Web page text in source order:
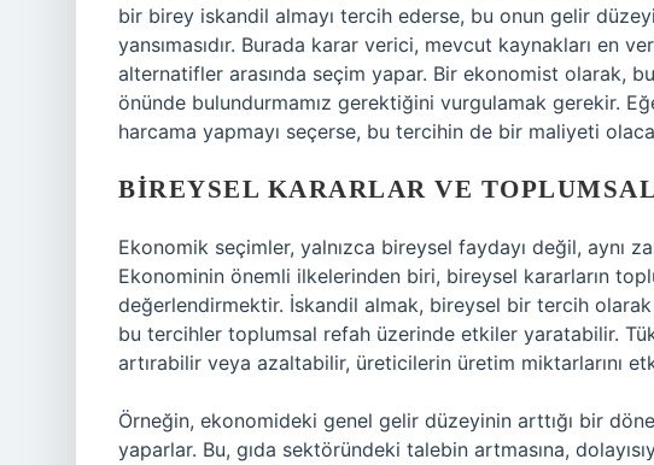
bir birey iskandil almayı tercih ederse, bu onun gelir
yansımasıdır. Burada karar verici, mevcut kaynakları en
alternatifler arasında seçim yapar. Bir ekonomist olarak,
önünde bulundurmamız gerektiğini vurgulamak gerekir.
harcama yapmayı seçerse, bu tercihin de bir maliyeti
BIREYSEL KARARLAR VE
Ekonomik seçimler, yalnızca bireysel faydayı değil, aynı
Ekonominin önemli ilkelerinden biri, bireysel kararların
değerlendirmektir. İskandil almak, bireysel bir tercih
bu tercihler toplumsal refah üzerinde etkiler yaratabilir.
artırabilir veya azaltabilir, üreticilerin üretim miktarlarını
Örneğin, ekonomideki genel gelir düzeyinin arttığı bir
yaparlar. Bu, gıda sektöründeki talebin artmasına,